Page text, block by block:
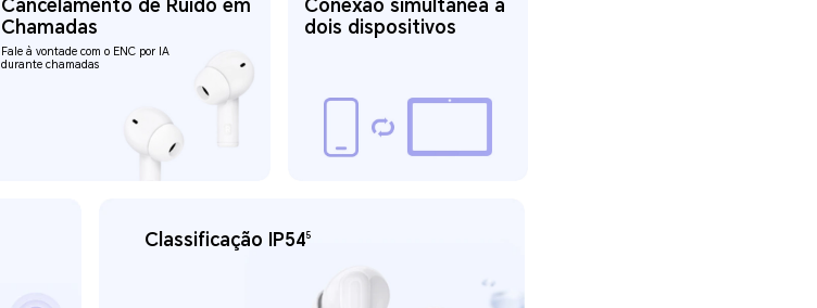
Cancelamento de Ruído em
Chamadas
Fale à vontade com o ENC por IA
durante chamadas
Conexão simultânea a
dois dispositivos
Classificação IP545